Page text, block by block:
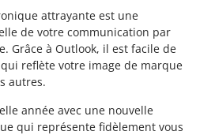
attrayante est une
de votre communication par
Grâce à Outlook, il est facile de
reflète votre image de marque
autres.
année avec une nouvelle
qui représente fidèlement vous